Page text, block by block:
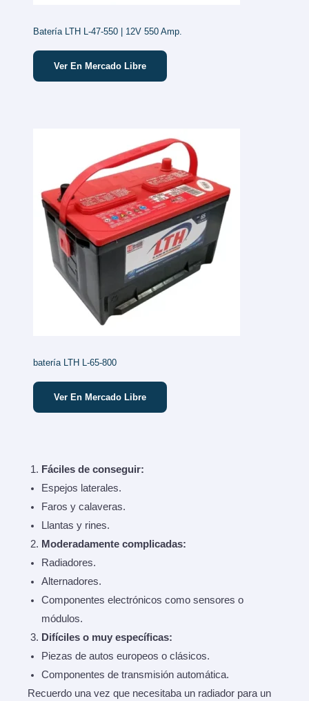
Batería LTH L-47-550 | 12V 550 Amp.
Ver En Mercado Libre
batería LTH L-65-800
Ver En Mercado Libre
Fáciles de conseguir:
Espejos laterales.
Faros y calaveras.
Llantas y rines.
Moderadamente complicadas:
Radiadores.
Alternadores.
Componentes electrónicos como sensores o
módulos.
Difíciles o muy específicas:
Piezas de autos europeos o clásicos.
Componentes de transmisión automática.
Recuerdo una vez que necesitaba un radiador para un